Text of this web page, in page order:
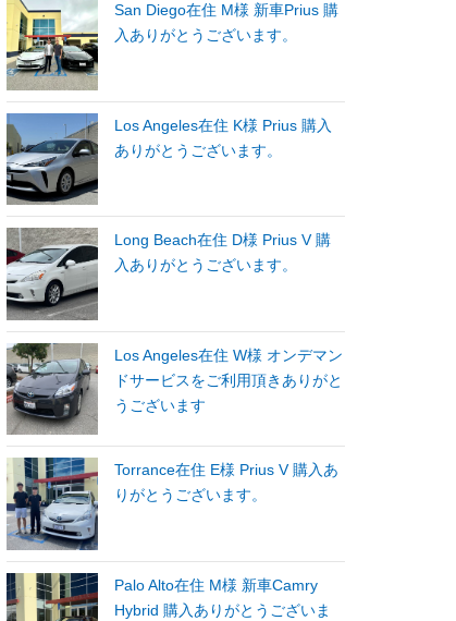
San Diego在住 M様 新車Prius 購
入ありがとうございます。
Los Angeles在住 K様 Prius 購入
ありがとうございます。
Long Beach在住 D様 Prius V 購
入ありがとうございます。
Los Angeles在住 W様 オンデマン
ドサービスをご利用頂きありがと
うございます
Torrance在住 E様 Prius V 購入あ
りがとうございます。
Palo Alto在住 M様 新車Camry
Hybrid 購入ありがとうございま